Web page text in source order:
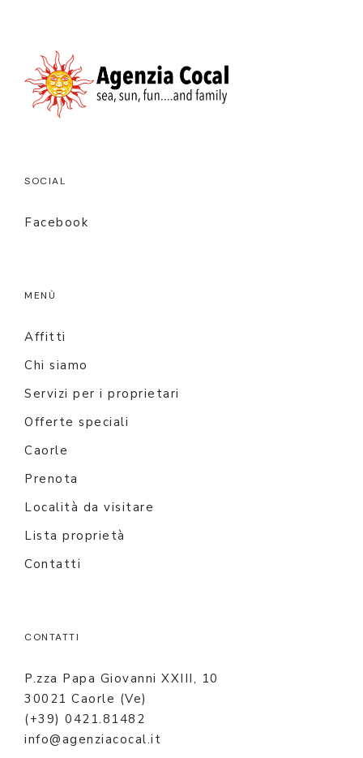
SOCIAL
Facebook
MENÙ
Affitti
Chi siamo
Servizi per i proprietari
Offerte speciali
Caorle
Prenota
Località da visitare
Lista proprietà
Contatti
CONTATTI
P.zza Papa Giovanni XXIII, 10
30021 Caorle (Ve)
(+39) 0421.81482
info@agenziacocal.it